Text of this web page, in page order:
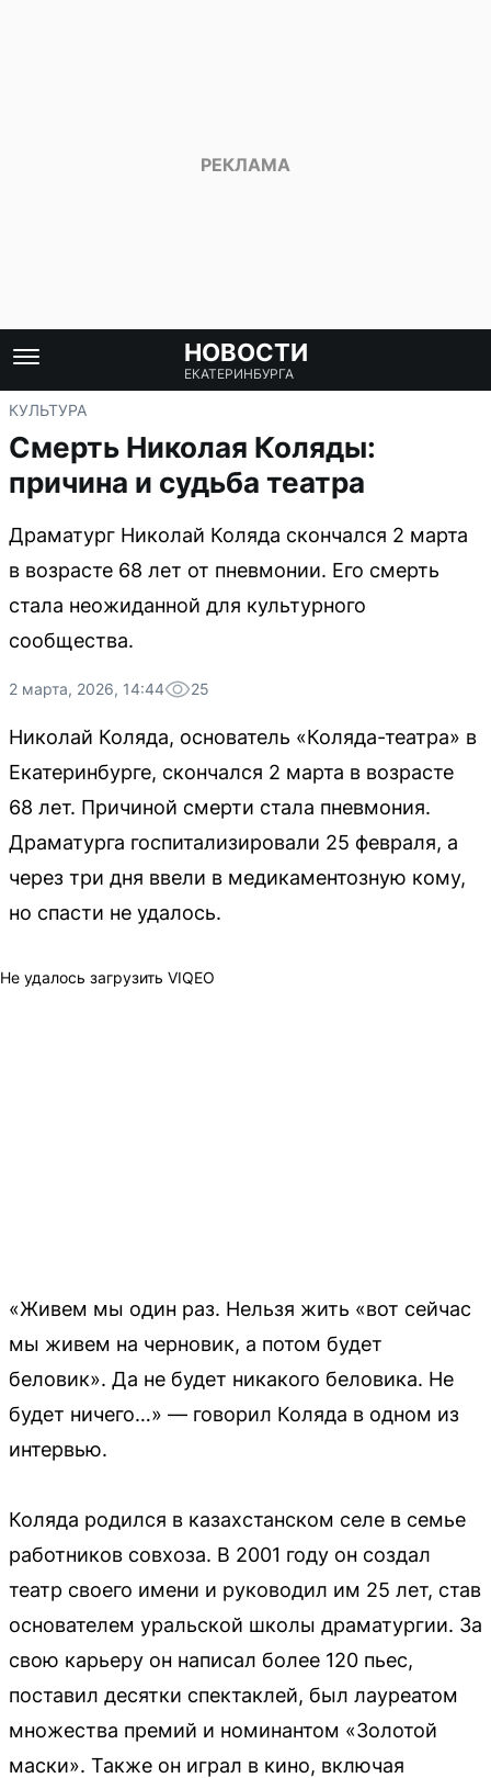
НОВОСТИ
ЕКАТЕРИНБУРГА
КУЛЬТУРА
Смерть Николая Коляды:
причина и судьба театра
Драматург Николай Коляда скончался 2 марта
в возрасте 68 лет от пневмонии. Его смерть
стала неожиданной для культурного
сообщества.
2 марта, 2026, 14:44 25
Николай Коляда, основатель «Коляда-театра» в
Екатеринбурге, скончался 2 марта в возрасте
68 лет. Причиной смерти стала пневмония.
Драматурга госпитализировали 25 февраля, а
через три дня ввели в медикаментозную кому,
но спасти не удалось.
Не удалось загрузить VIQEO
«Живем мы один раз. Нельзя жить «вот сейчас
мы живем на черновик, а потом будет
беловик». Да не будет никакого беловика. Не
будет ничего…» — говорил Коляда в одном из
интервью.
Коляда родился в казахстанском селе в семье
работников совхоза. В 2001 году он создал
театр своего имени и руководил им 25 лет, став
основателем уральской школы драматургии. За
свою карьеру он написал более 120 пьес,
поставил десятки спектаклей, был лауреатом
множества премий и номинантом «Золотой
маски». Также он играл в кино, включая